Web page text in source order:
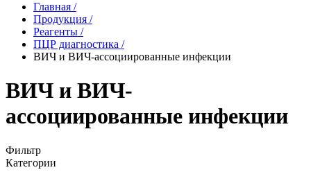
Главная /
Продукция /
Реагенты /
ПЦР диагностика /
ВИЧ и ВИЧ-ассоциированные инфекции
ВИЧ и ВИЧ-
ассоциированные инфекции
Фильтр
Категории